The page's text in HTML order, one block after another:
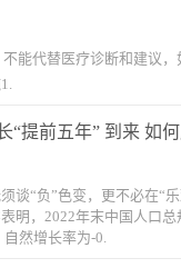
能代替医疗诊断和建议，
“提前五年” 到来 如何
谈“负”色变，更不必在“
明，2022年末中国人口
然增长率为-0.